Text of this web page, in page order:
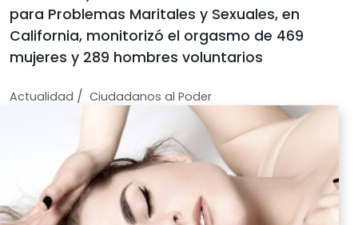
para Problemas Maritales y Sexuales, en
California, monitorizó el orgasmo de 469
mujeres y 289 hombres voluntarios
Actualidad / Ciudadanos al Poder